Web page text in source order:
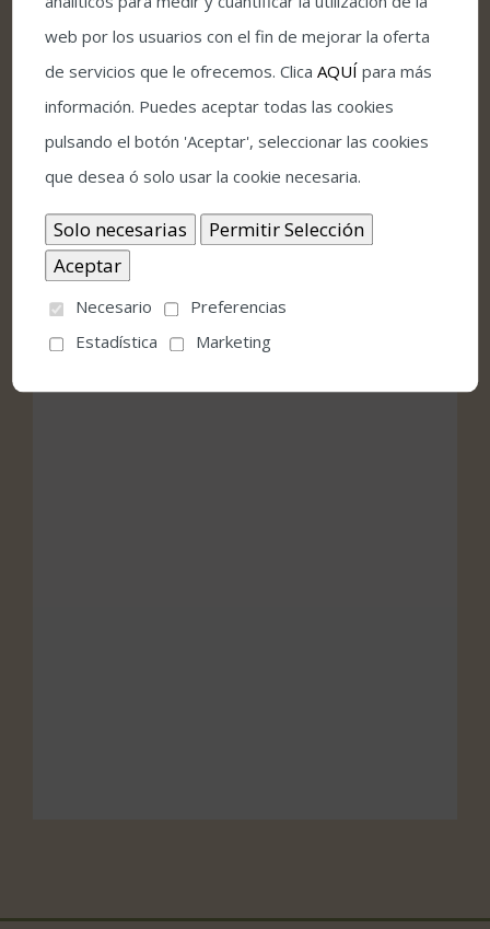
Etiquetas del Evento:
programación infantil 44FGC
Local
Bulevard del Gran Capitán
web por los usuarios con el fin de mejorar la oferta
de servicios que le ofrecemos. ClicaAQUÍ para más
información. Puedes aceptar todas las cookies
pulsando el botón 'Aceptar', seleccionar las cookies
que desea ó solo usar la cookie necesaria.
Necesario
Preferencias
Estadística
Marketing